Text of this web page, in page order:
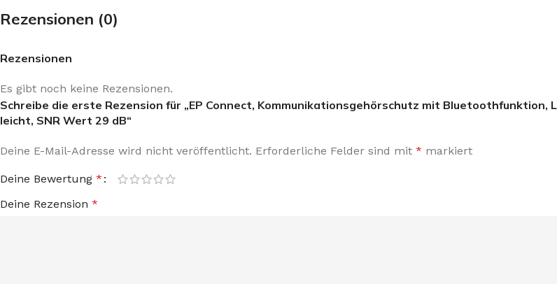
Rezensionen (0)
Rezensionen
Es gibt noch keine Rezensionen.
Schreibe die erste Rezension für „EP Connect, Kommunikationsgehörschutz mit Bluetoothfunktion,
leicht, SNR Wert 29 dB“
Deine E-Mail-Adresse wird nicht veröffentlicht. Erforderliche Felder sind mit * markiert
Deine Bewertung *
Deine Rezension *